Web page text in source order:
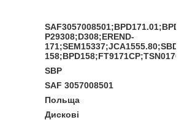
P29308;D308;EREND-
158;BPD158;FT9171CP;TSN0170/
SBP
SAF 3057008501
Польща
Дискові